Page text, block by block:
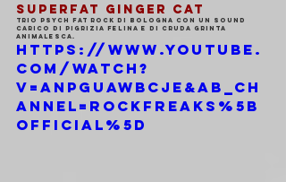
SUPERFAT GINGER CAT
Trio Psych Fat Rock di Bologna con un sound
carico di pigrizia felina e di cruda grinta
animalesca.
https://www.youtube.
com/watch?
v=aNpGUawBCjE&ab_ch
annel=RockFreaks%5B
official%5D